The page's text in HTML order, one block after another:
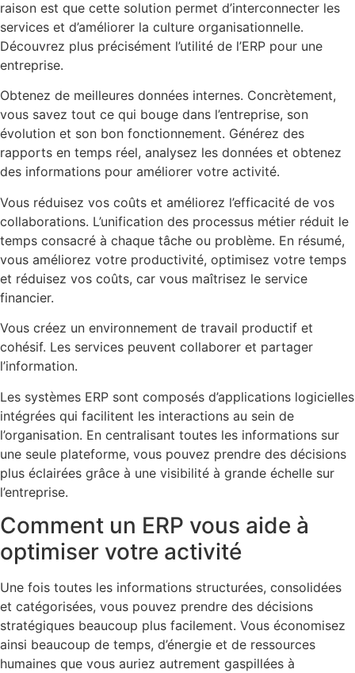
raison est que cette solution permet d’interconnecter les
services et d’améliorer la culture organisationnelle.
Découvrez plus précisément l’utilité de l’ERP pour une
entreprise.
Obtenez de meilleures données internes. Concrètement,
vous savez tout ce qui bouge dans l’entreprise, son
évolution et son bon fonctionnement. Générez des
rapports en temps réel, analysez les données et obtenez
des informations pour améliorer votre activité.
Vous réduisez vos coûts et améliorez l’efficacité de vos
collaborations. L’unification des processus métier réduit le
temps consacré à chaque tâche ou problème. En résumé,
vous améliorez votre productivité, optimisez votre temps
et réduisez vos coûts, car vous maîtrisez le service
financier.
Vous créez un environnement de travail productif et
cohésif. Les services peuvent collaborer et partager
l’information.
Les systèmes ERP sont composés d’applications logicielles
intégrées qui facilitent les interactions au sein de
l’organisation. En centralisant toutes les informations sur
une seule plateforme, vous pouvez prendre des décisions
plus éclairées grâce à une visibilité à grande échelle sur
l’entreprise.
Comment un ERP vous aide à
optimiser votre activité
Une fois toutes les informations structurées, consolidées
et catégorisées, vous pouvez prendre des décisions
stratégiques beaucoup plus facilement. Vous économisez
ainsi beaucoup de temps, d’énergie et de ressources
humaines que vous auriez autrement gaspillées à